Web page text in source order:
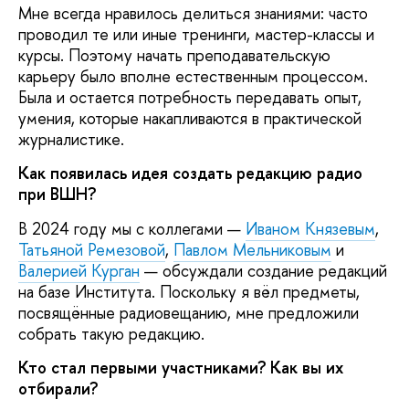
Мне всегда нравилось делиться знаниями: часто
проводил те или иные тренинги, мастер-классы и
курсы. Поэтому начать преподавательскую
карьеру было вполне естественным процессом.
Была и остается потребность передавать опыт,
умения, которые накапливаются в практической
журналистике.
Как появилась идея создать редакцию радио
при ВШН?
В 2024 году мы с коллегами — Иваном Князевым,
Татьяной Ремезовой, Павлом Мельниковым и
Валерией Курган — обсуждали создание редакций
на базе Института. Поскольку я вёл предметы,
посвящённые радиовещанию, мне предложили
собрать такую редакцию.
Кто стал первыми участниками? Как вы их
отбирали?